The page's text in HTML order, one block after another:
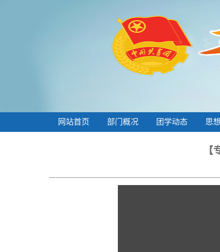
网站首页 部门概况 团学动态 思
【